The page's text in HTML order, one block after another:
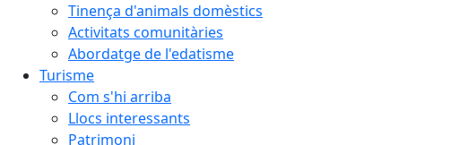
Tinença d'animals domèstics
Activitats comunitàries
Abordatge de l'edatisme
Turisme
Com s'hi arriba
Llocs interessants
Patrimoni